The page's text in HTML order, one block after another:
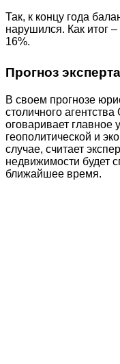
Так, к концу года
нарушился. Как итог
16%.
Прогноз
В своем прогнозе
столичного
оговаривает главное
геополитической и
случае, считает
недвижимости будет
ближайшее время.